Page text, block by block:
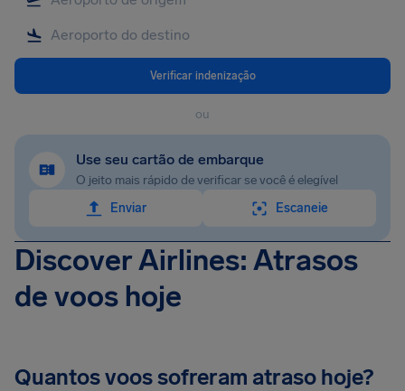
Verificar indenização
ou
Use seu cartão de embarque
O jeito mais rápido de verificar se você é elegível
Enviar
Escaneie
Discover Airlines: Atrasos
de voos hoje
Quantos voos sofreram atraso hoje?